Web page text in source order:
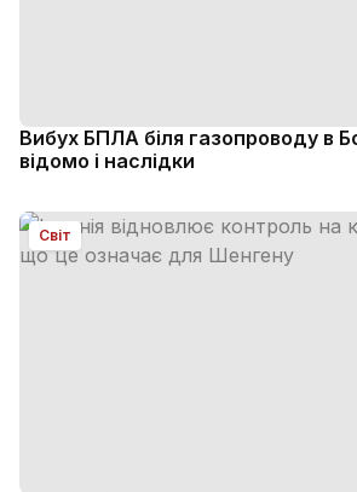
Вибух БПЛА біля газопроводу в
відомо і наслідки
Світ